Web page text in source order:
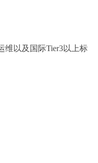
维以及国际Tier3以上标